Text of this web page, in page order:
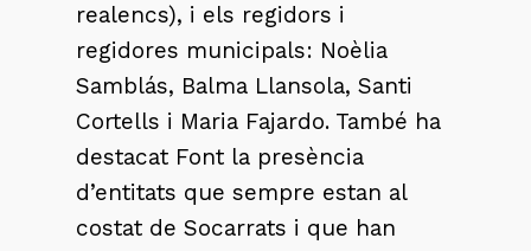
realencs), i els regidors i
regidores municipals: Noèlia
Samblás, Balma Llansola, Santi
Cortells i Maria Fajardo. També ha
destacat Font la presència
d’entitats que sempre estan al
costat de Socarrats i que han